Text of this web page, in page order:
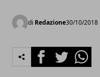
di Redazione30/10/2018
FacebookTwitter